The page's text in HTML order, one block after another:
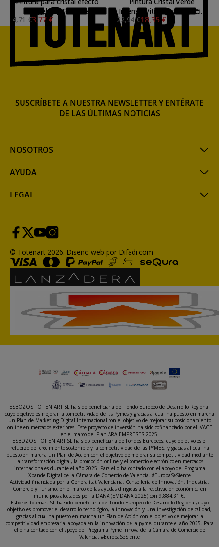
congelado-Frost La
Pajarita, 50 ml.
4,71 €3,77 €
Intenso Vitrail Lefranc, 250
ml.-534
22,94 €18,35 €
NOSOTROS
AYUDA
LEGAL
SUSCRÍBETE A NUESTRA NEWSLETTER Y ENTÉRATE
DE LAS ÚLTIMAS NOTICIAS
© Totenart 2026. Diseño web por Difadi.com
ESBOZOS TOT EN ART SL ha sido beneficiaria del Fondo Europeo de Desarrollo Regional
cuyo objetivo es mejorar la competitividad de las Pymes y gracias al cual ha puesto en marcha
un Plan de Marketing Digital Internacional con el objetivo de mejorar su posicionamiento
online en mercados exteriores. Este proyecto de inversión ha sido cofinanciado por el IVACE
en el marco del Plan ARA EMPRESES 2025.
ESBOZOS TOT EN ART SL ha sido beneficiaria de Fondos Europeos, cuyo objetivo es el
refuerzo del crecimiento sostenible y la competitividad de las PYMES, y gracias al cual ha
puesto en marcha un Plan de Acción con el objetivo de mejorar su competitividad mediante
la transformación digital, la promoción online y el comercio electrónico en mercados
internacionales durante el año 2025. Para ello ha contado con el apoyo del Programa
Xpande Digital de la Cámara de Comercio de Valencia. #EuropaSeSiente
Actividad financiada por la Generalitat Valenciana, Conselleria de Innovación, Industria,
Comercio y Turismo, en el marco de las ayudas dirigidas a la reactivación económica en
municipios afectados por la DANA (EMDANA 2025) con 9.884,31 €.
Esbozos totenart SL ha sido beneficiaria del Fondo Europeo de Desarrollo Regional, cuyo
objetivo es promover el desarrollo tecnológico, la innovación y una investigación de calidad,
gracias al cual ha puesto en marcha un Plan de Acción con el objetivo de mejorar la
competitividad empresarial apoyada en la innovación de la pyme, durante el año 2025. Para
ello ha contado con el apoyo del Programa Pyme Innova de la Cámara de Comercio de
Valencia. #EuropaSeSiente